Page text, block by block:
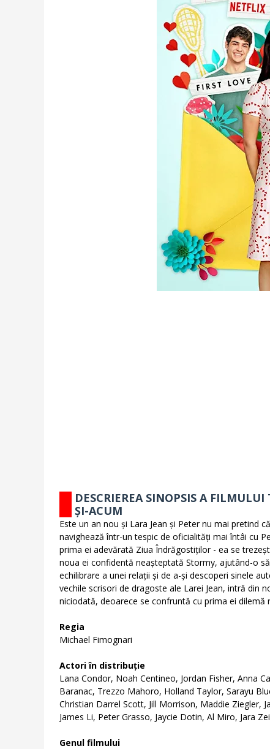
DESCRIEREA SINOPSIS A
ȘI-ACUM
Este un an nou și Lara Jean și Peter nu mai pretind
navighează într-un tespic de oficialități mai întâi cu
prima ei adevărată Ziua Îndrăgostiților - ea se
noua ei confidentă neașteptată Stormy, ajutând-o
echilibrare a unei relații și de a-și descoperi sinele
vechile scrisori de dragoste ale Larei Jean, intră din
niciodată, deoarece se confruntă cu prima ei
Regia
Michael Fimognari
Actori în distribuție
Lana Condor, Noah Centineo, Jordan Fisher, Anna
Baranac, Trezzo Mahoro, Holland Taylor, Sarayu
Christian Darrel Scott, Jill Morrison, Maddie Ziegler,
James Li, Peter Grasso, Jaycie Dotin, Al Miro, Jara
Genul filmului